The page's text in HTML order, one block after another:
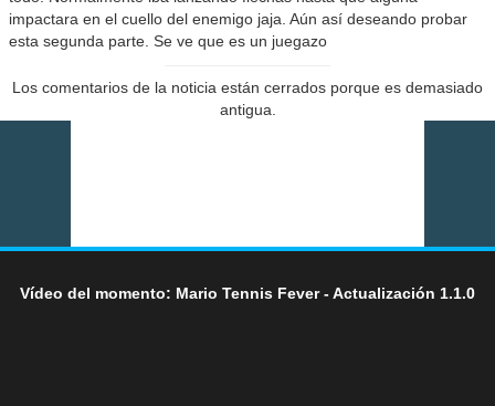
impactara en el cuello del enemigo jaja. Aún así deseando probar
esta segunda parte. Se ve que es un juegazo
Los comentarios de la noticia están cerrados porque es demasiado
antigua.
Vídeo del momento: Mario Tennis Fever - Actualización 1.1.0